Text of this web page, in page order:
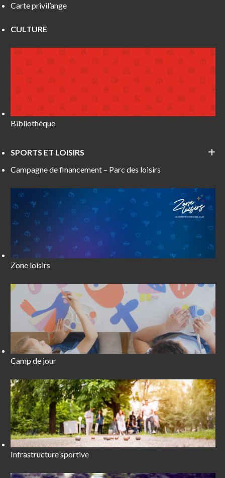
Carte privil’ange
CULTURE
Bibliothèque
SPORTS ET LOISIRS
Campagne de financement – Parc des loisirs
Zone loisirs
Camp de jour
Infrastructure sportive